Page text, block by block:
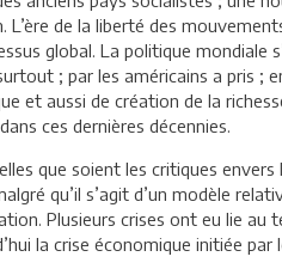
L’ère de la liberté des
global. La politique
; par les américains a pris ;
et aussi de création de la
ces dernières décennies.
que soient les critiques
qu’il s’agit d’un modèle
Plusieurs crises ont eu lie au
la crise économique initiée